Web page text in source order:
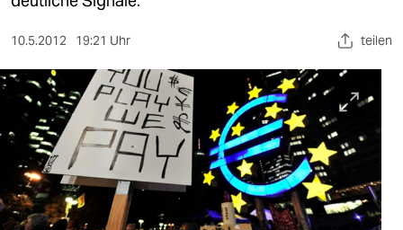
sport
berlin
nord
wahrheit
verlag
10.5.2012 19:21 Uhr teilen